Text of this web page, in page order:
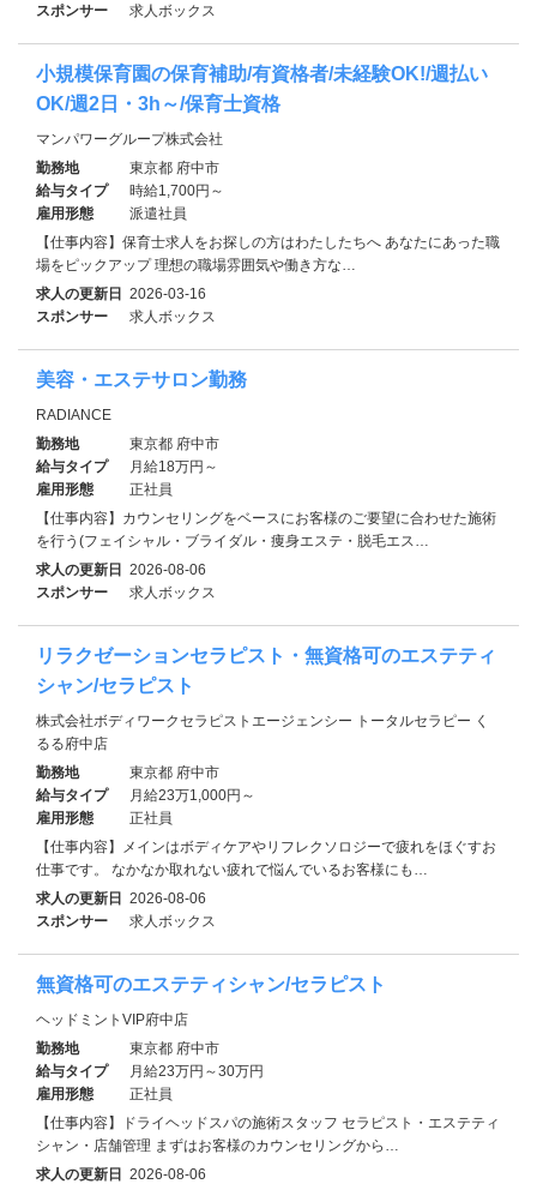
スポンサー
求人ボックス
小規模保育園の保育補助/有資格者/未経験OK!/週払い
OK/週2日・3h～/保育士資格
マンパワーグループ株式会社
勤務地
東京都 府中市
給与タイプ
時給1,700円～
雇用形態
派遣社員
【仕事内容】保育士求人をお探しの方はわたしたちへ あなたにあった職
場をピックアップ 理想の職場雰囲気や働き方な…
求人の更新日 2026-03-16
スポンサー
求人ボックス
美容・エステサロン勤務
RADIANCE
勤務地
東京都 府中市
給与タイプ
月給18万円～
雇用形態
正社員
【仕事内容】カウンセリングをベースにお客様のご要望に合わせた施術
を行う(フェイシャル・ブライダル・痩身エステ・脱毛エス…
求人の更新日 2026-08-06
スポンサー
求人ボックス
リラクゼーションセラピスト・無資格可のエステティ
シャン/セラピスト
株式会社ボディワークセラピストエージェンシー トータルセラピー く
るる府中店
勤務地
東京都 府中市
給与タイプ
月給23万1,000円～
雇用形態
正社員
【仕事内容】メインはボディケアやリフレクソロジーで疲れをほぐすお
仕事です。 なかなか取れない疲れで悩んでいるお客様にも…
求人の更新日 2026-08-06
スポンサー
求人ボックス
無資格可のエステティシャン/セラピスト
ヘッドミントVIP府中店
勤務地
東京都 府中市
給与タイプ
月給23万円～30万円
雇用形態
正社員
【仕事内容】ドライヘッドスパの施術スタッフ セラピスト・エステティ
シャン・店舗管理 まずはお客様のカウンセリングから…
求人の更新日 2026-08-06